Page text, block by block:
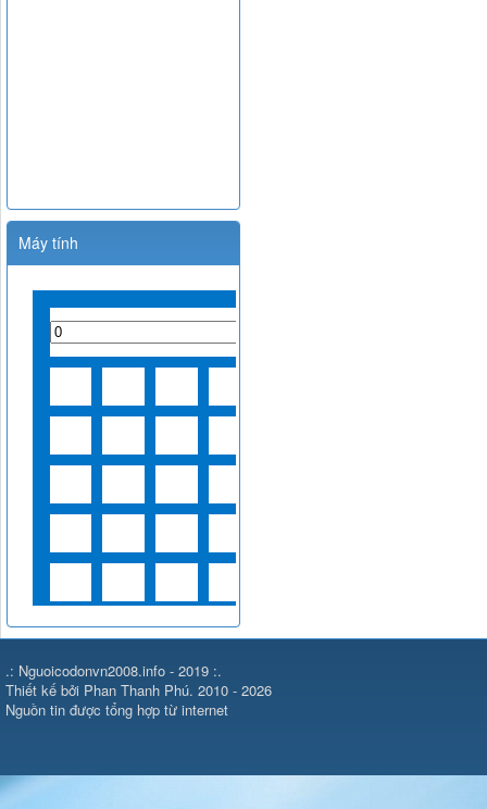
Máy tính
.: Nguoicodonvn2008.info - 2019 :.
Thiết kế bởi Phan Thanh Phú. 2010 - 2026
Nguồn tin được tổng hợp từ internet